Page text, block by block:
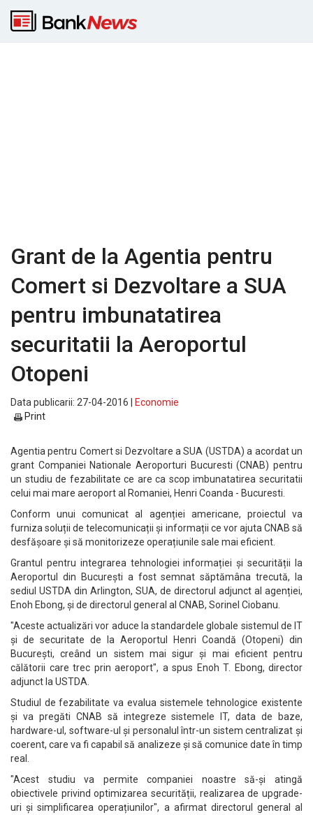
Grant de la Agentia pentru
Comert si Dezvoltare a SUA
pentru imbunatatirea
securitatii la Aeroportul
Otopeni
Data publicarii: 27-04-2016 |
Economie
Print
Agentia pentru Comert si Dezvoltare a SUA (USTDA) a acordat un
grant Companiei Nationale Aeroporturi Bucuresti (CNAB) pentru
un studiu de fezabilitate ce are ca scop imbunatatirea securitatii
celui mai mare aeroport al Romaniei, Henri Coanda - Bucuresti.
Conform unui comunicat al agenției americane, proiectul va
furniza soluții de telecomunicații și informații ce vor ajuta CNAB să
desfășoare și să monitorizeze operațiunile sale mai eficient.
Grantul pentru integrarea tehnologiei informației și securității la
Aeroportul din București a fost semnat săptămâna trecută, la
sediul USTDA din Arlington, SUA, de directorul adjunct al agenției,
Enoh Ebong, și de directorul general al CNAB, Sorinel Ciobanu.
"Aceste actualizări vor aduce la standardele globale sistemul de IT
și de securitate de la Aeroportul Henri Coandă (Otopeni) din
București, creând un sistem mai sigur și mai eficient pentru
călătorii care trec prin aeroport", a spus Enoh T. Ebong, director
adjunct la USTDA.
Studiul de fezabilitate va evalua sistemele tehnologice existente
și va pregăti CNAB să integreze sistemele IT, data de baze,
hardware-ul, software-ul și personalul într-un sistem centralizat și
coerent, care va fi capabil să analizeze și să comunice date în timp
real.
"Acest studiu va permite companiei noastre să-și atingă
obiectivele privind optimizarea securității, realizarea de upgrade-
uri și simplificarea operațiunilor", a afirmat directorul general al